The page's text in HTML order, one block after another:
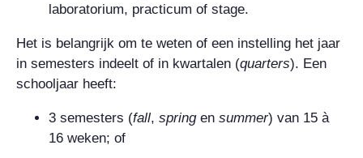
laboratorium, practicum of stage.
Het is belangrijk om te weten of een instelling het jaar
in semesters indeelt of in kwartalen (quarters). Een
schooljaar heeft:
3 semesters (fall, spring en summer) van 15 à
16 weken; of